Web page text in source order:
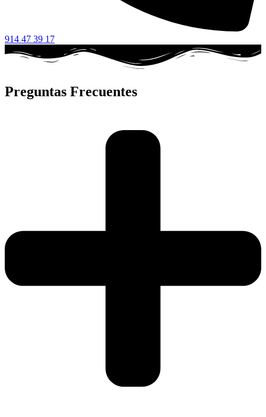
914 47 39 17
Preguntas Frecuentes